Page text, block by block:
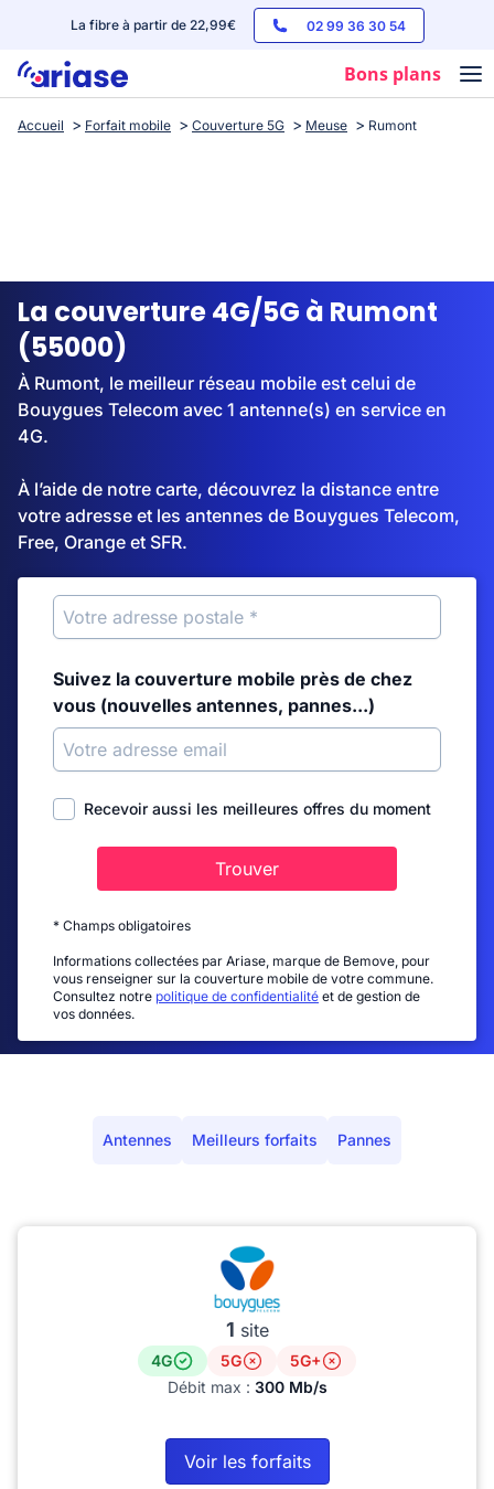
La fibre à partir de 22,99€ 02 99 36 30 54
Bons plans
Box internet
Streaming
Accueil Forfait mobile Couverture 5G Meuse Rumont
La couverture 4G/5G à Rumont
(55000)
À Rumont, le meilleur réseau mobile est celui de
Bouygues Telecom avec 1 antenne(s) en service en
4G.
À l’aide de notre carte, découvrez la distance entre
votre adresse et les antennes de Bouygues Telecom,
Free, Orange et SFR.
Suivez la couverture mobile près de chez
vous (nouvelles antennes, pannes...)
Recevoir aussi les meilleures offres du moment
Trouver
* Champs obligatoires
Informations collectées par Ariase, marque de Bemove, pour
vous renseigner sur la couverture mobile de votre commune.
Consultez notre politique de confidentialité et de gestion de
vos données.
Antennes Meilleurs forfaits Pannes
1 site
4G 5G
5G+
Débit max : 300 Mb/s
Voir les forfaits